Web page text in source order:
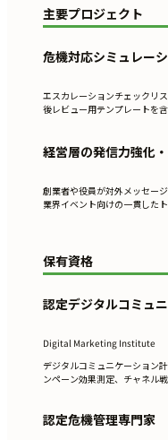
主要プロジェクト
危機対応シミュレー
エスカレーションチェックリ
後レビュー用テンプレートを
経営層の発信力強化
創業者や役員が対外メッセー
業界イベント向けの一貫した
保有資格
認定デジタルコミュ
Digital Marketing Institute
デジタルコミュニケーション
ンペーン効果測定、チャネル
認定危機管理専門家